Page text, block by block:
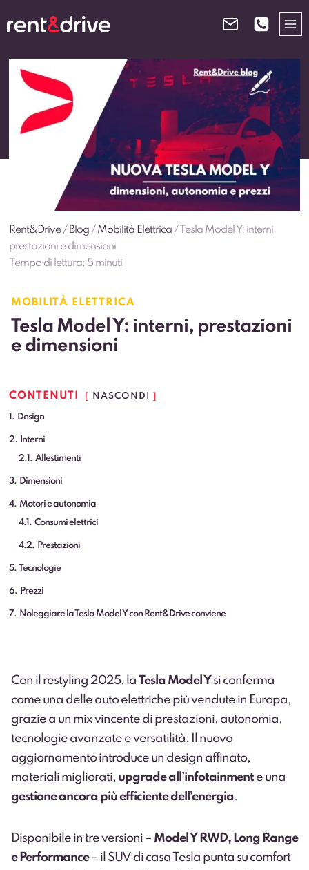
al
Rent&Drive/ Blog / Mobilità Elettrica / Tesla Model Y: interni,
prestazioni e dimensioni
Tempo di lettura: 5 minuti
MOBILITÀ ELETTRICA
Tesla Model Y: interni, prestazioni
e dimensioni
CONTENUTI NASCONDI
Design
2 Interni
2.1 Allestimenti
3 Dimensioni
4 Motori e autonomia
4.1 Consumi elettrici
4.2 Prestazioni
5 Tecnologie
6 Prezzi
7 Noleggiare la Tesla Model Y con Rent&Drive conviene
Con il restyling 2025, la Tesla Model Y si conferma
come una delle auto elettriche più vendute in Europa,
grazie a un mix vincente di prestazioni, autonomia,
tecnologie avanzate e versatilità. Il nuovo
aggiornamento introduce un design affinato,
materiali migliorati, upgrade all’infotainment e una
gestione ancora più efficiente dell’energia.
Disponibile in tre versioni – Model Y RWD, Long Range
e Performance– il SUV di casa Tesla punta su comfort